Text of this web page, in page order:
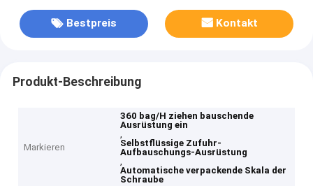
Bestpreis Kontakt
Produkt-Beschreibung
Markieren
360 bag/H ziehen bauschende
Ausrüstung ein
,
Selbstflüssige Zufuhr-
Aufbauschungs-Ausrüstung
,
Automatische verpackende Skala der
Schraube